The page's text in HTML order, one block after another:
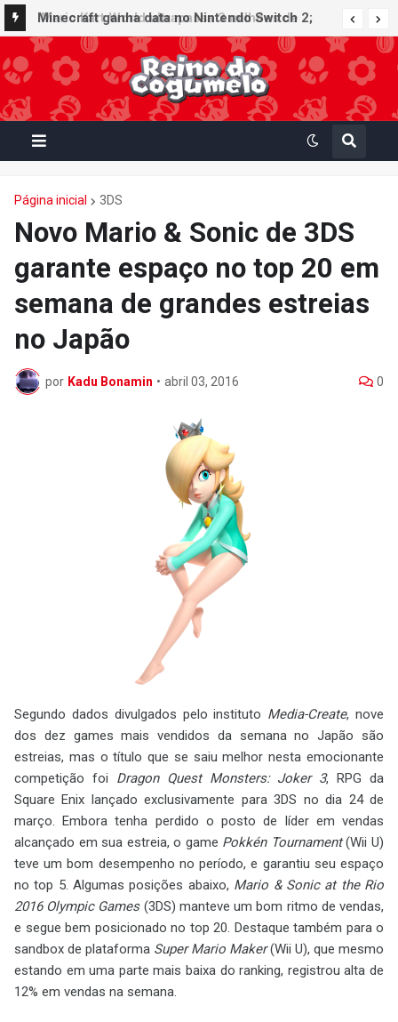
Minecraft ganha data no Nintendo Switch 2;
Super Mario Mash-Up receberá atualização
gráfica exclusiva
Página inicial 3DS
Novo Mario & Sonic de 3DS
garante espaço no top 20 em
semana de grandes estreias
no Japão
por Kadu Bonamin • abril 03, 2016 0
Segundo dados divulgados pelo instituto Media-Create, nove
dos dez games mais vendidos da semana no Japão são
estreias, mas o título que se saiu melhor nesta emocionante
competição foi Dragon Quest Monsters: Joker 3, RPG da
Square Enix lançado exclusivamente para 3DS no dia 24 de
março. Embora tenha perdido o posto de líder em vendas
alcançado em sua estreia, o game Pokkén Tournament(Wii U)
teve um bom desempenho no período, e garantiu seu espaço
no top 5. Algumas posições abaixo, Mario & Sonic at the Rio
2016 Olympic Games(3DS) manteve um bom ritmo de vendas,
e segue bem posicionado no top 20. Destaque também para o
sandbox de plataforma Super Mario Maker(Wii U), que mesmo
estando em uma parte mais baixa do ranking, registrou alta de
12% em vendas na semana.